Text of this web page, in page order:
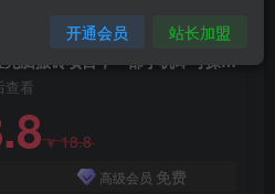
无数人忽视的项目，支付宝无脑搬砖项目，一部手机即可操作，轻松日入500+
查看
￥18.8
高级会员 免费
开通会员 站长加盟